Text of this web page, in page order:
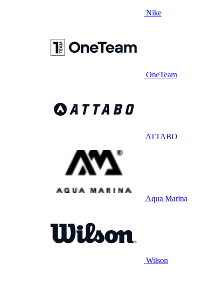
Nike
OneTeam
ATTABO
Aqua Marina
Wilson